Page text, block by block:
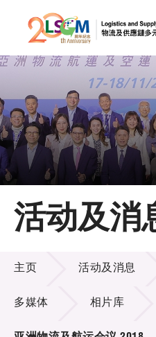
跳到内容（按
A
主页
关于LSCM
技术商品化
项目及资助计划
活动及消
活动及消息
主页 活动及消息
多媒体 相片库